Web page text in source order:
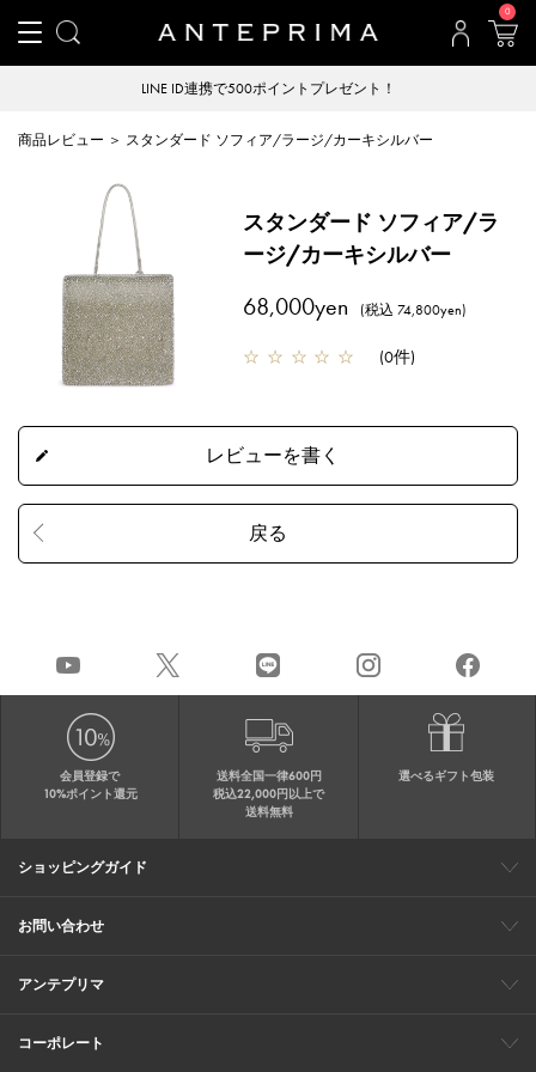
0
LINE ID連携で500ポイントプレゼント！
商品レビュー ＞ スタンダード ソフィア/ラージ/カーキシルバー
スタンダード ソフィア/ラ
ージ/カーキシルバー
68,000yen (税込 74,800yen)
☆ ☆ ☆ ☆ ☆ (0件)
会員登録で
10%ポイント還元
送料全国一律600円
税込22,000円以上で
送料無料
選べるギフト包装
ショッピングガイド
会員特典
ご購入・配送について
返品について
ギフト包装
FAQ
サイトマップ
お問い合わせ
メールでのお問い合わせ
お修理についてのお問い合わせ
アンテプリマ
ブランドサイト
ショップリスト
ワイヤーバッグについて
特集
オンラインストアニュース
コーポレート